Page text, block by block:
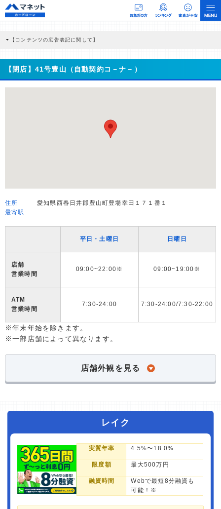
【コンテンツの広告表記に関して】
商品を根拠なくPRするものではなく、当編集部の調査／ユーザーへの口コミ収集な
どに基づき、公平性を担保した情報提供を行っています。
>提携企業一覧
【閉店】41号豊山（自動契約コ－ナ－）
住所
愛知県西春日井郡豊山町豊場幸田１７１番１
最寄駅
平日・土曜日 日曜日
店舗
営業時間
09:00~22:00※ 09:00~19:00※
ATM
営業時間
7:30-24:00 7:30-24:00/7:30-22:00
※年末年始を除きます。
※一部店舗によって異なります。
店舗外観を見る
レイク
実質年率 4.5%〜18.0%
限度額 最大500万円
融資時間
Webで最短8分融資も
可能！※